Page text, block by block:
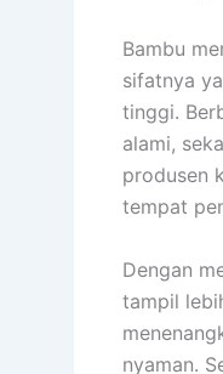
Bambu
sifatnya
tinggi.
alami,
produsen
tempat
Dengan
tampil
nyaman.